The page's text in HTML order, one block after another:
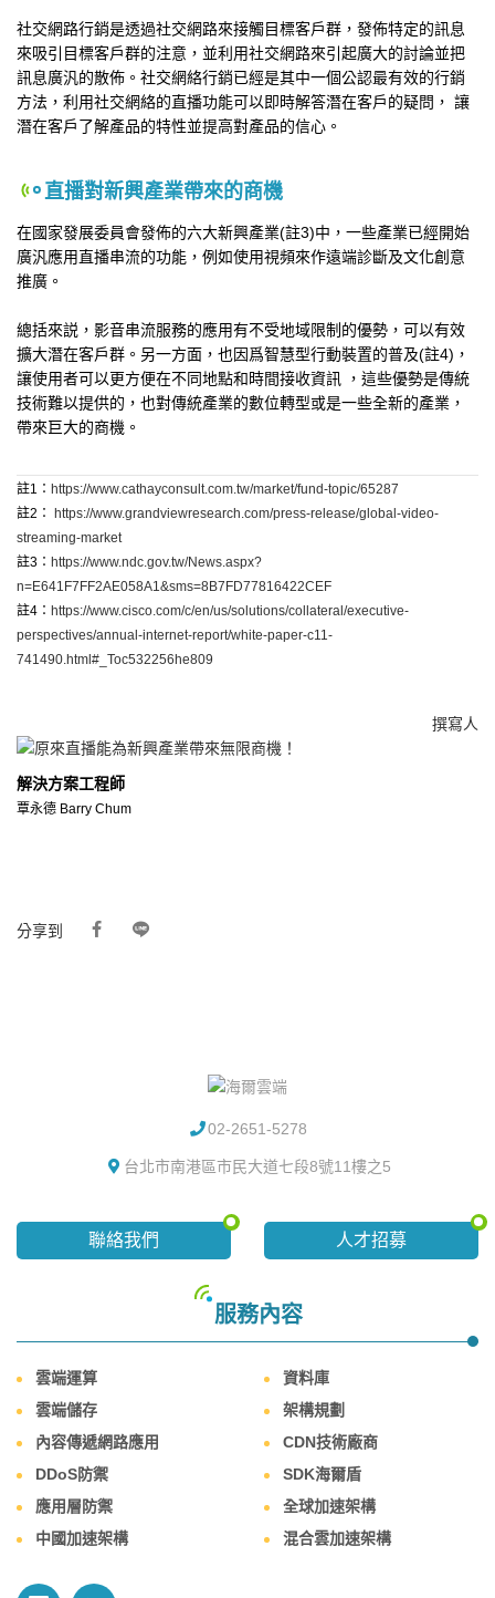
社交網路行銷是透過社交網路來接觸目標客戶群，發佈特定的訊息
來吸引目標客戶群的注意，並利用社交網路來引起廣大的討論並把
訊息廣汎的散佈。社交網絡行銷已經是其中一個公認最有效的行銷
方法，利用社交網絡的直播功能可以即時解答潛在客戶的疑問， 讓
潛在客戶了解產品的特性並提高對產品的信心。
直播對新興產業帶來的商機
在國家發展委員會發佈的六大新興產業(註3)中，一些產業已經開始
廣汎應用直播串流的功能，例如使用視頻來作遠端診斷及文化創意
推廣。
總括來説，影音串流服務的應用有不受地域限制的優勢，可以有效
擴大潛在客戶群。另一方面，也因爲智慧型行動裝置的普及(註4)，
讓使用者可以更方便在不同地點和時間接收資訊 ，這些優勢是傳統
技術難以提供的，也對傳統產業的數位轉型或是一些全新的產業，
帶來巨大的商機。
註1： https://www.cathayconsult.com.tw/market/fund-topic/65287
註2：
https://www.grandviewresearch.com/press-release/global-video-
streaming-market
註3： https://www.ndc.gov.tw/News.aspx?
n=E641F7FF2AE058A1&sms=8B7FD77816422CEF
註4： https://www.cisco.com/c/en/us/solutions/collateral/executive-
perspectives/annual-internet-report/white-paper-c11-
741490.html#_Toc532256he809
撰寫人
解決方案工程師
覃永德 Barry Chum
分享到
02-2651-5278
台北市南港區市民大道七段8號11樓之5
聯絡我們 人才招募
服務內容
雲端運算
資料庫
雲端儲存
架構規劃
內容傳遞網路應用
CDN技術廠商
DDoS防禦
SDK海爾盾
應用層防禦
全球加速架構
中國加速架構
混合雲加速架構